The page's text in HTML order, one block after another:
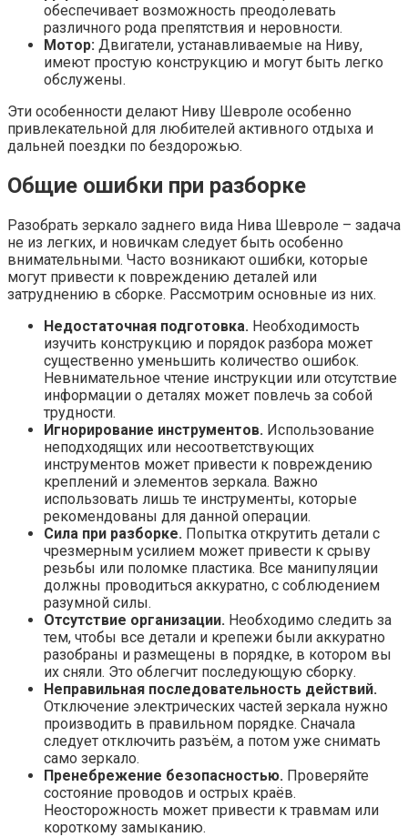
обеспечивает возможность преодолевать
различного рода препятствия и неровности.
Мотор: Двигатели, устанавливаемые на Ниву,
имеют простую конструкцию и могут быть легко
обслужены.
Эти особенности делают Ниву Шевроле особенно
привлекательной для любителей активного отдыха и
дальней поездки по бездорожью.
Общие ошибки при разборке
Разобрать зеркало заднего вида Нива Шевроле – задача
не из легких, и новичкам следует быть особенно
внимательными. Часто возникают ошибки, которые
могут привести к повреждению деталей или
затруднению в сборке. Рассмотрим основные из них.
Недостаточная подготовка. Необходимость
изучить конструкцию и порядок разбора может
существенно уменьшить количество ошибок.
Невнимательное чтение инструкции или отсутствие
информации о деталях может повлечь за собой
трудности.
Игнорирование инструментов. Использование
неподходящих или несоответствующих
инструментов может привести к повреждению
креплений и элементов зеркала. Важно
использовать лишь те инструменты, которые
рекомендованы для данной операции.
Сила при разборке. Попытка открутить детали с
чрезмерным усилием может привести к срыву
резьбы или поломке пластика. Все манипуляции
должны проводиться аккуратно, с соблюдением
разумной силы.
Отсутствие организации. Необходимо следить за
тем, чтобы все детали и крепежи были аккуратно
разобраны и размещены в порядке, в котором вы
их сняли. Это облегчит последующую сборку.
Неправильная последовательность действий.
Отключение электрических частей зеркала нужно
производить в правильном порядке. Сначала
следует отключить разъём, а потом уже снимать
само зеркало.
Пренебрежение безопасностью. Проверяйте
состояние проводов и острых краёв.
Неосторожность может привести к травмам или
короткому замыканию.